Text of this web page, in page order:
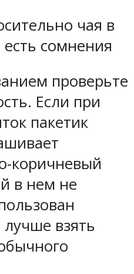
чая в
есть сомнения
проверьте
Если при
пакетик
коричневый
в нем не
лучше взять